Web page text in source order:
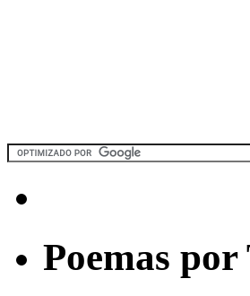
Poemas por